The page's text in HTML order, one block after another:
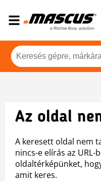
Az oldal
A keresett oldal nem
nincs-e elírás az URL-
oldaltérképünket,
amit keres.